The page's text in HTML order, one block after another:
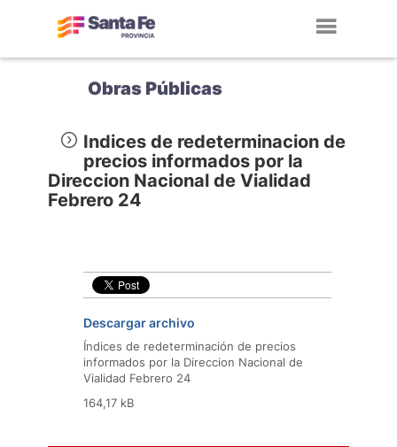
Obras Públicas
Indices de redeterminacion de
precios informados por la
Direccion Nacional de Vialidad
Febrero 24
Descargar archivo
Índices de redeterminación de precios
informados por la Direccion Nacional de
Vialidad Febrero 24
164,17 kB